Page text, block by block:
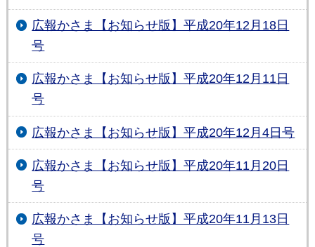
広報かさま【お知らせ版】平成20年12月18日
号
広報かさま【お知らせ版】平成20年12月11日
号
広報かさま【お知らせ版】平成20年12月4日号
広報かさま【お知らせ版】平成20年11月20日
号
広報かさま【お知らせ版】平成20年11月13日
号